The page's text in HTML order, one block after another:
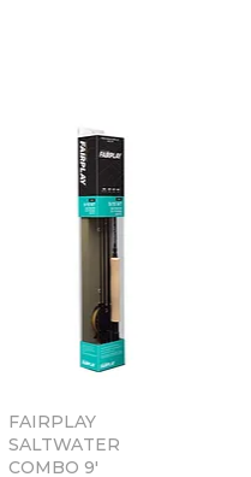
Vista rápida
FAIRPLAY
SALTWATER
COMBO 9'